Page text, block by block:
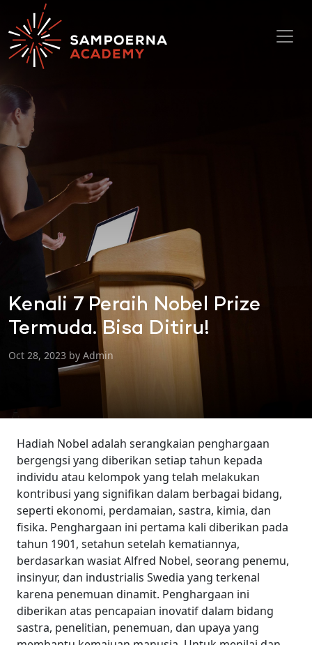
Kenali 7 Peraih Nobel Prize
Termuda. Bisa Ditiru!
Oct 28, 2023 by Admin
Hadiah Nobel adalah serangkaian penghargaan
bergengsi yang diberikan setiap tahun kepada
individu atau kelompok yang telah melakukan
kontribusi yang signifikan dalam berbagai bidang,
seperti ekonomi, perdamaian, sastra, kimia, dan
fisika. Penghargaan ini pertama kali diberikan pada
tahun 1901, setahun setelah kematiannya,
berdasarkan wasiat Alfred Nobel, seorang penemu,
insinyur, dan industrialis Swedia yang terkenal
karena penemuan dinamit. Penghargaan ini
diberikan atas pencapaian inovatif dalam bidang
sastra, penelitian, penemuan, dan upaya yang